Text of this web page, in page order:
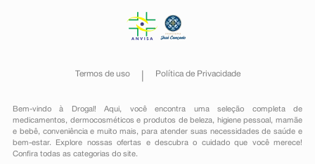
Termos de uso Política de Privacidade
Bem-vindo à Drogal! Aqui, você encontra uma seleção completa de
medicamentos , dermocosméticos e produtos de beleza, higiene pessoal ,mamãe
e bebê, conveniênciae muito mais, para atender suas necessidades de saúde e
bem-estar. Explore nossas ofertas e descubra o cuidado que você merece!
Confira todas as categorias do site.